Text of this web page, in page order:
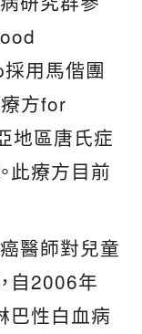
用馬偕團
方for
地區唐氏症
此療方目前
醫師對兒童
自2006年
巴性白血病